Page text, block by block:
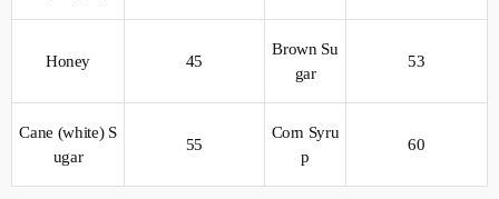
Honey 45
Brown Su
gar
53
Cane (white) S
ugar
55
Corn Syru
p
60